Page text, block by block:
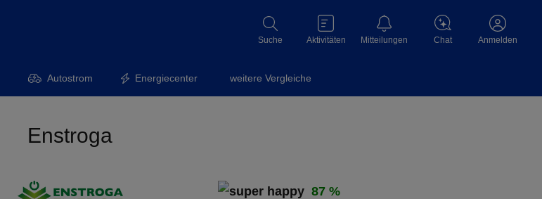
Suche Aktivitäten Mitteilungen Chat Anmelden
Autostrom Energiecenter weitere Vergleiche
Enstroga
87 %